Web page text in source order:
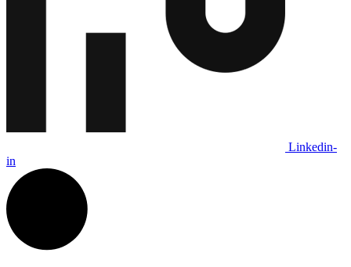
Linkedin-
in